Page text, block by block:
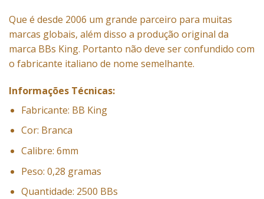
Que é desde 2006 um grande parceiro para muitas
marcas globais, além disso a produção original da
marca BBs King. Portanto não deve ser confundido com
o fabricante italiano de nome semelhante.
Informações Técnicas:
Fabricante: BB King
Cor: Branca
Calibre: 6mm
Peso: 0,28 gramas
Quantidade: 2500 BBs